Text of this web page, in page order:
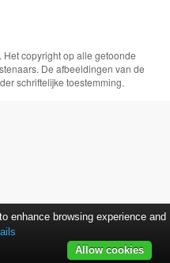
. Het copyright op alle getoonde
De afbeeldingen van de
schriftelijke toestemming.
enhance browsing experience and
Allow cookies